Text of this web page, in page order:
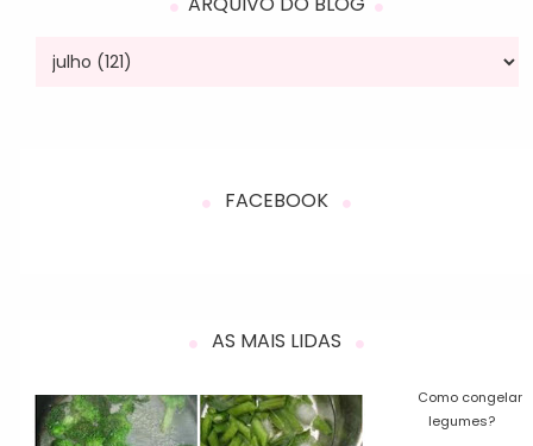
FACEBOOK
AS MAIS LIDAS
Como congelar
legumes?